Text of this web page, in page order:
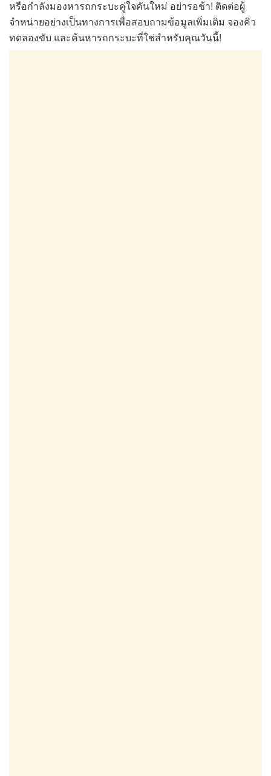
หรือกำลังมองหารถกระบะคู่ใจคันใหม่ อย่ารอช้า! ติดต่อผู้
จำหน่ายอย่างเป็นทางการเพื่อสอบถามข้อมูลเพิ่มเติม จองคิว
ทดลองขับ และค้นหารถกระบะที่ใช่สำหรับคุณวันนี้!